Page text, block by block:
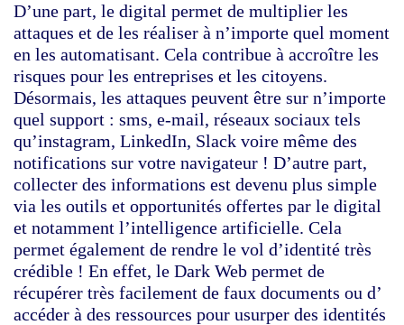
D’une part, le digital permet de multiplier les
attaques et de les réaliser à n’importe quel moment
en les automatisant. Cela contribue à accroître les
risques pour les entreprises et les citoyens.
Désormais, les attaques peuvent être sur n’importe
quel support : sms, e-mail, réseaux sociaux tels
qu’instagram, LinkedIn, Slack voire même des
notifications sur votre navigateur ! D’autre part,
collecter des informations est devenu plus simple
via les outils et opportunités offertes par le digital
et notamment l’intelligence artificielle. Cela
permet également de rendre le vol d’identité très
crédible ! En effet, le Dark Web permet de
récupérer très facilement de faux documents ou d’
accéder à des ressources pour usurper des identités